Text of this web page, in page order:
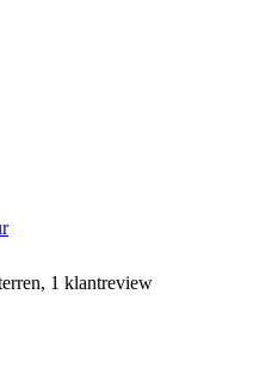
1 klantreview